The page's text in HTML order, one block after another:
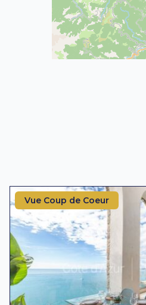
Vue Coup de Coeur